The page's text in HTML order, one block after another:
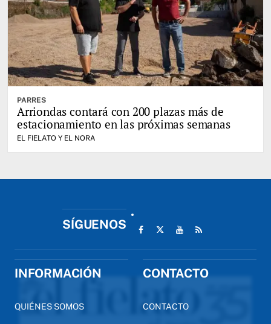
PARRES
Arriondas contará con 200 plazas más de
estacionamiento en las próximas semanas
EL FIELATO Y EL NORA
SÍGUENOS
INFORMACIÓN
QUIÉNES SOMOS
CONTACTO
CONTACTO